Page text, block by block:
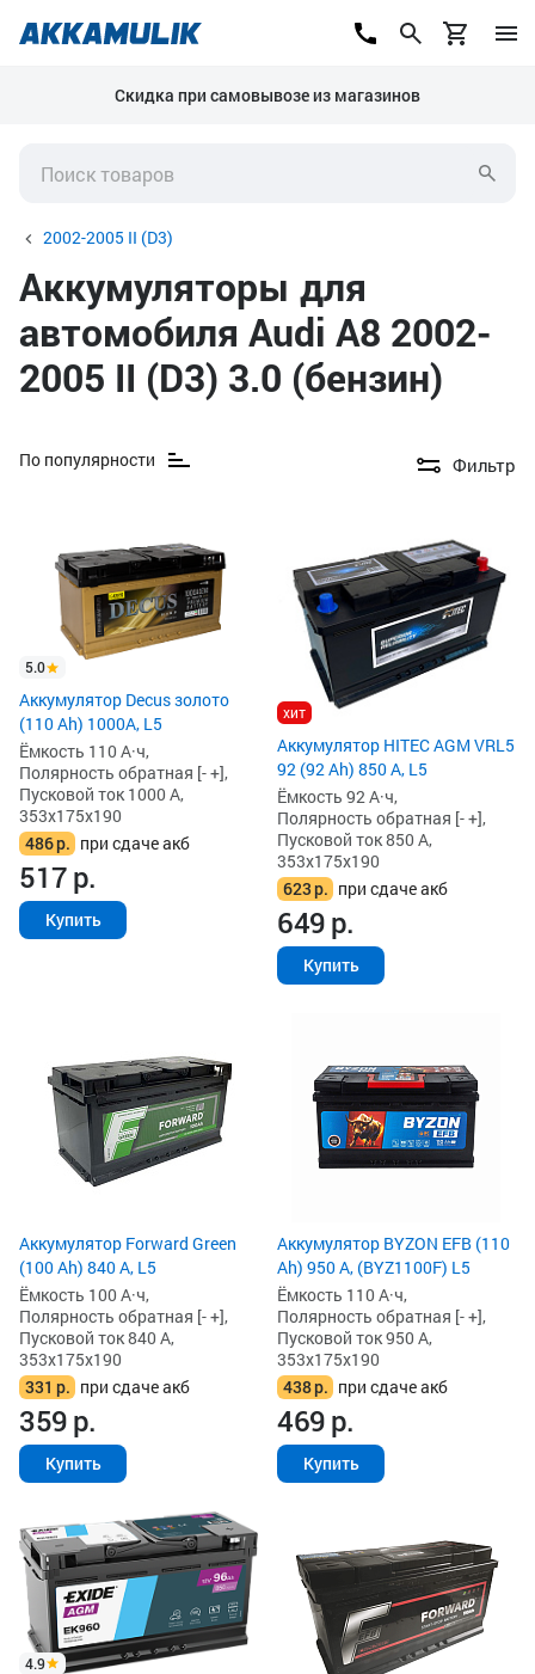
Скидка при самовывозе из магазинов
2002-2005 II (D3)
Аккумуляторы для
автомобиля Audi A8 2002-
2005 II (D3) 3.0 (бензин)
По популярности Фильтр
5.0
Аккумулятор Decus золото
(110 Ah) 1000A, L5
Ёмкость 110 А·ч,
Полярность обратная [- +],
Пусковой ток 1000 А,
353x175x190
486р. при сдаче акб
517р.
Купить
хит
Аккумулятор HITEC AGM VRL5
92 (92 Ah) 850 А, L5
Ёмкость 92 А·ч,
Полярность обратная [- +],
Пусковой ток 850 А,
353x175x190
623р. при сдаче акб
649р.
Купить
Аккумулятор Forward Green
(100 Ah) 840 А, L5
Ёмкость 100 А·ч,
Полярность обратная [- +],
Пусковой ток 840 А,
353x175x190
331 р. при сдаче акб
359р.
Купить
Аккумулятор BYZON EFB (110
Ah) 950 А, (BYZ1100F) L5
Ёмкость 110 А·ч,
Полярность обратная [- +],
Пусковой ток 950 А,
353x175x190
438р. при сдаче акб
469р.
Купить
4.9